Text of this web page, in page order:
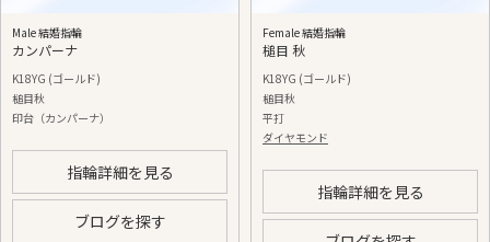
Male 結婚指輪
カンパーナ
K18YG (ゴールド)
槌目秋
印台（カンパーナ）
指輪詳細を見る
ブログを探す
Female 結婚指輪
槌目 秋
K18YG (ゴールド)
槌目秋
平打
ダイヤモンド
指輪詳細を見る